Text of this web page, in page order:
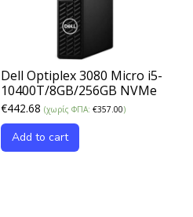
Dell Optiplex 3080 Micro i5-
10400T/8GB/256GB NVMe
€442.68 (χωρίς ΦΠΑ: €357.00)
Add to cart